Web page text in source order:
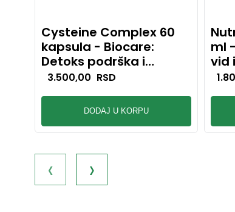
Cysteine Complex 60
kapsula - Biocare:
Detoks podrška i
zaštita ćelija
3.500,00 RSD
DODAJ U KORPU
ml
vid
‹ ›